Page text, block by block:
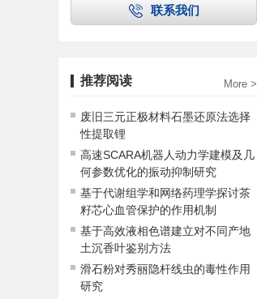
联系我们
推荐阅读 More >
废旧三元正极材料石墨还原法选择
性提取锂
高速SCARA机器人动力学建模及几
何参数优化的振动抑制研究
基于代谢组学和网络药理学探讨茶
籽芯心血管保护的作用机制
基于高效液相色谱建立对不同产地
土沉香叶鉴别方法
滑石粉对秀丽隐杆线虫的毒性作用
研究